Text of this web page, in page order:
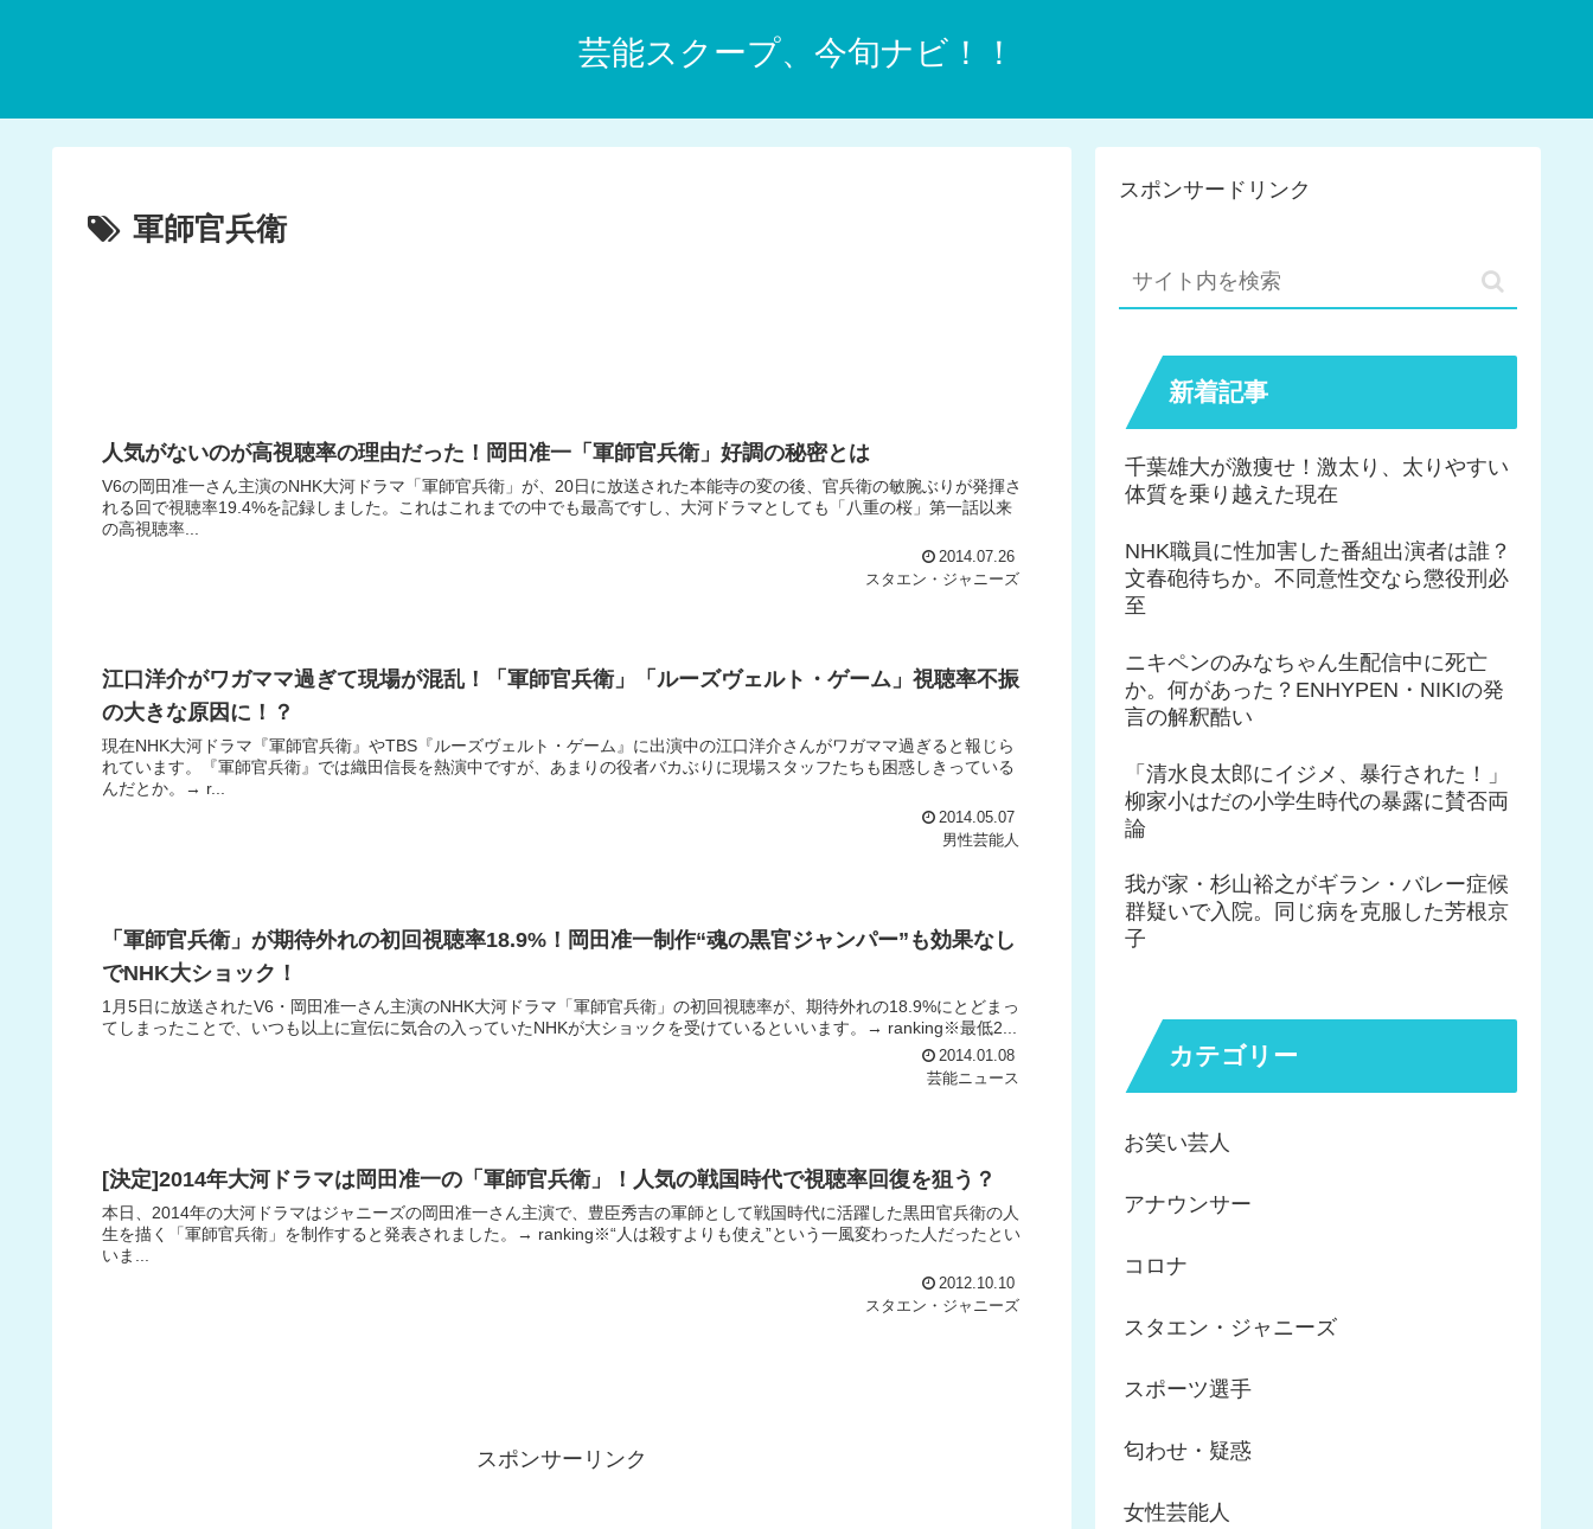
芸能スクープ、今旬ナビ！！
軍師官兵衛
人気がないのが高視聴率の理由だった！岡田准一「軍師官兵衛」好調の秘密とは
V6の岡田准一さん主演のNHK大河ドラマ「軍師官兵衛」が、20日に放送された本能寺の変の後、官兵衛の敏腕ぶりが発揮さ
れる回で視聴率19.4%を記録しました。これはこれまでの中でも最高ですし、大河ドラマとしても「八重の桜」第一話以来
の高視聴率...
2014.07.26
スタエン・ジャニーズ
江口洋介がワガママ過ぎて現場が混乱！「軍師官兵衛」「ルーズヴェルト・ゲーム」視聴率不振
の大きな原因に！？
現在NHK大河ドラマ『軍師官兵衛』やTBS『ルーズヴェルト・ゲーム』に出演中の江口洋介さんがワガママ過ぎると報じら
れています。『軍師官兵衛』では織田信長を熱演中ですが、あまりの役者バカぶりに現場スタッフたちも困惑しきっている
んだとか。→ r...
2014.05.07
男性芸能人
「軍師官兵衛」が期待外れの初回視聴率18.9%！岡田准一制作“魂の黒官ジャンパー”も効果なし
でNHK大ショック！
1月5日に放送されたV6・岡田准一さん主演のNHK大河ドラマ「軍師官兵衛」の初回視聴率が、期待外れの18.9%にとどまっ
てしまったことで、いつも以上に宣伝に気合の入っていたNHKが大ショックを受けているといいます。→ ranking※最低2...
2014.01.08
芸能ニュース
[決定]2014年大河ドラマは岡田准一の「軍師官兵衛」！人気の戦国時代で視聴率回復を狙う？
本日、2014年の大河ドラマはジャニーズの岡田准一さん主演で、豊臣秀吉の軍師として戦国時代に活躍した黒田官兵衛の人
生を描く「軍師官兵衛」を制作すると発表されました。→ ranking※“人は殺すよりも使え”という一風変わった人だったとい
いま...
2012.10.10
スタエン・ジャニーズ
スポンサーリンク
スポンサードリンク
新着記事
千葉雄大が激痩せ！激太り、太りやすい
体質を乗り越えた現在
NHK職員に性加害した番組出演者は誰？
文春砲待ちか。不同意性交なら懲役刑必
至
ニキペンのみなちゃん生配信中に死亡
か。何があった？ENHYPEN・NIKIの発
言の解釈酷い
「清水良太郎にイジメ、暴行された！」
柳家小はだの小学生時代の暴露に賛否両
論
我が家・杉山裕之がギラン・バレー症候
群疑いで入院。同じ病を克服した芳根京
子
カテゴリー
お笑い芸人
アナウンサー
コロナ
スタエン・ジャニーズ
スポーツ選手
匂わせ・疑惑
女性芸能人